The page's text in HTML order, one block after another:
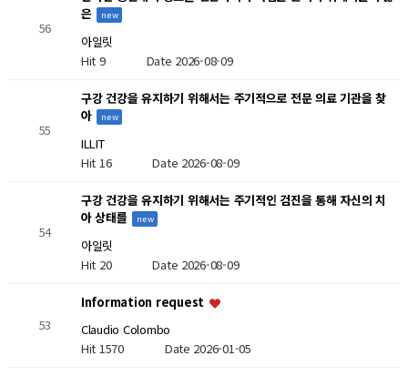
56
은
new
아일릿
Hit 9 Date 2026-08-09
55
구강 건강을 유지하기 위해서는 주기적으로 전문 의료 기관을 찾
아
new
ILLIT
Hit 16Date 2026-08-09
54
구강 건강을 유지하기 위해서는 주기적인 검진을 통해 자신의 치
아 상태를
new
아일릿
Hit 20Date 2026-08-09
53
Information request
Claudio Colombo
Hit 1570 Date 2026-01-05